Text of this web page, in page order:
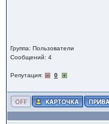
Группа: Пользователи
Сообщений: 4
Репутация: 0